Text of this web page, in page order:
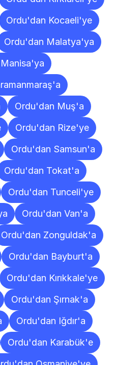
Ordu'dan Kocaeli'ye
Ordu'dan Malatya'ya
Ordu'dan Muş'a
Ordu'dan Rize'ye
Ordu'dan Samsun'a
Ordu'dan Tokat'a
Ordu'dan Tunceli'ye
Ordu'dan Van'a
Ordu'dan Zonguldak'a
Ordu'dan Bayburt'a
Ordu'dan Kırıkkale'ye
Ordu'dan Şırnak'a
Ordu'dan Iğdır'a
Ordu'dan Karabük'e